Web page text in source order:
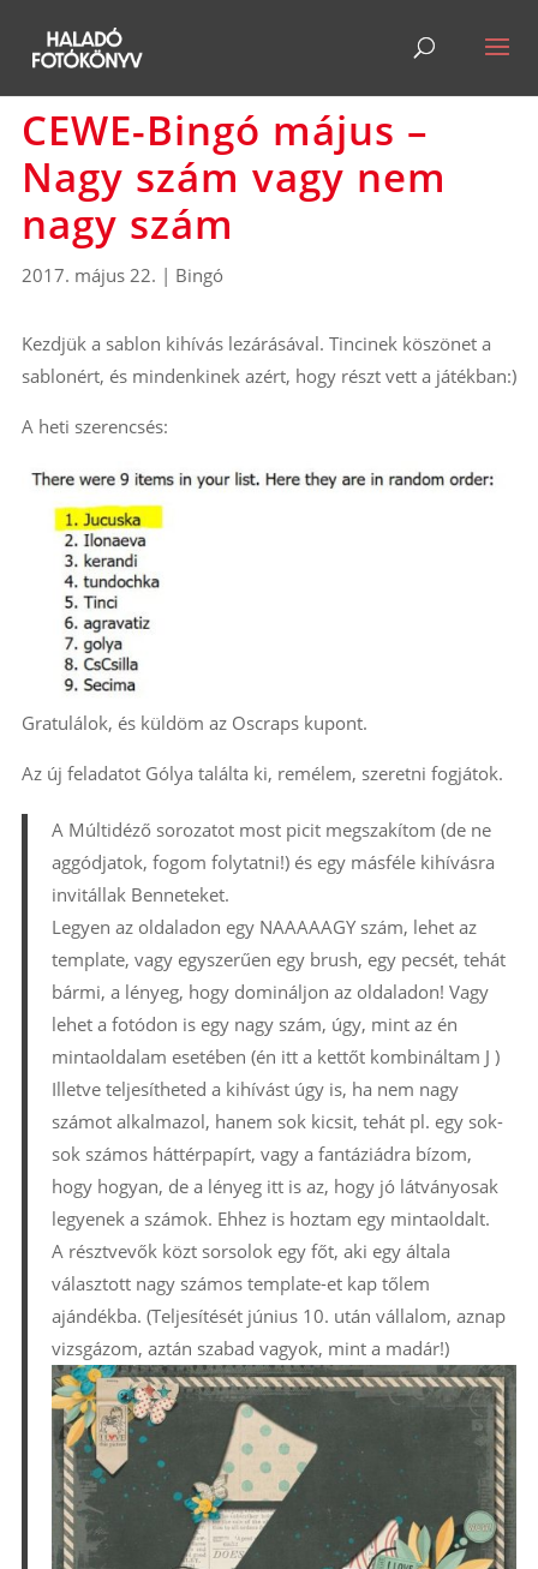
CEWE-Bingó május –
Nagy szám vagy nem
nagy szám
2017. május 22. | Bingó
Kezdjük a sablon kihívás lezárásával. Tincinek köszönet a
sablonért, és mindenkinek azért, hogy részt vett a játékban:)
A heti szerencsés:
Gratulálok, és küldöm az Oscraps kupont.
Az új feladatot Gólya találta ki, remélem, szeretni fogjátok.
A Múltidéző sorozatot most picit megszakítom (de ne
aggódjatok, fogom folytatni!) és egy másféle kihívásra
invitállak Benneteket.
Legyen az oldaladon egy NAAAAAGY szám, lehet az
template, vagy egyszerűen egy brush, egy pecsét, tehát
bármi, a lényeg, hogy domináljon az oldaladon! Vagy
lehet a fotódon is egy nagy szám, úgy, mint az én
mintaoldalam esetében (én itt a kettőt kombináltam J )
Illetve teljesítheted a kihívást úgy is, ha nem nagy
számot alkalmazol, hanem sok kicsit, tehát pl. egy sok-
sok számos háttérpapírt, vagy a fantáziádra bízom,
hogy hogyan, de a lényeg itt is az, hogy jó látványosak
legyenek a számok. Ehhez is hoztam egy mintaoldalt.
A résztvevők közt sorsolok egy főt, aki egy általa
választott nagy számos template-et kap tőlem
ajándékba. (Teljesítését június 10. után vállalom, aznap
vizsgázom, aztán szabad vagyok, mint a madár!)